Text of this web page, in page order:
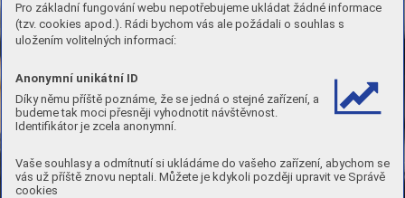
Pro základní fungování webu nepotřebujeme ukládat žádné informace
(tzv. cookies apod.). Rádi bychom vás ale požádali o souhlas s
uložením volitelných informací:
Anonymní unikátní ID
Díky němu příště poznáme, že se jedná o stejné zařízení, a
budeme tak moci přesněji vyhodnotit návštěvnost.
Identifikátor je zcela anonymní.
Vaše souhlasy a odmítnutí si ukládáme do vašeho zařízení, abychom se
vás už příště znovu neptali. Můžete je kdykoli později upravit ve Správě
cookies